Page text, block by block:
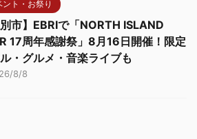
ント・お祭り
別市】EBRIで「NORTH ISLAND
17周年感謝祭」8月16日開催！限定
・グルメ・音楽ライブも
8/8